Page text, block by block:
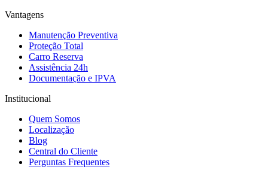
Vantagens
Manutenção Preventiva
Proteção Total
Carro Reserva
Assistência 24h
Documentação e IPVA
Institucional
Quem Somos
Localização
Blog
Central do Cliente
Perguntas Frequentes